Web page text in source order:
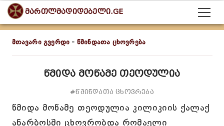
მართლმადიდებელი.GE
მთავარი გვერდი - წმინდათა ცხოვრება
წმიდა მოწამე თეოდულია
#წმინდათა ცხოვრება
წმიდა მოწამე თეოდულია კილიკიის ქალაქ
ანარბოსში ცხოვრობდა რომაელი